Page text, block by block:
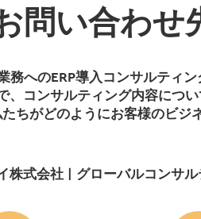
問い合わせ
へのERP導入コンサルティ
コンサルティング内容につ
ちがどのようにお客様のビジ
株式会社 | グローバルコンサ